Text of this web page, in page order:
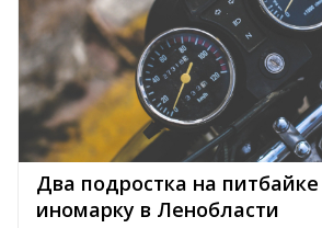
Два подростка на
иномарку в Ленобласти